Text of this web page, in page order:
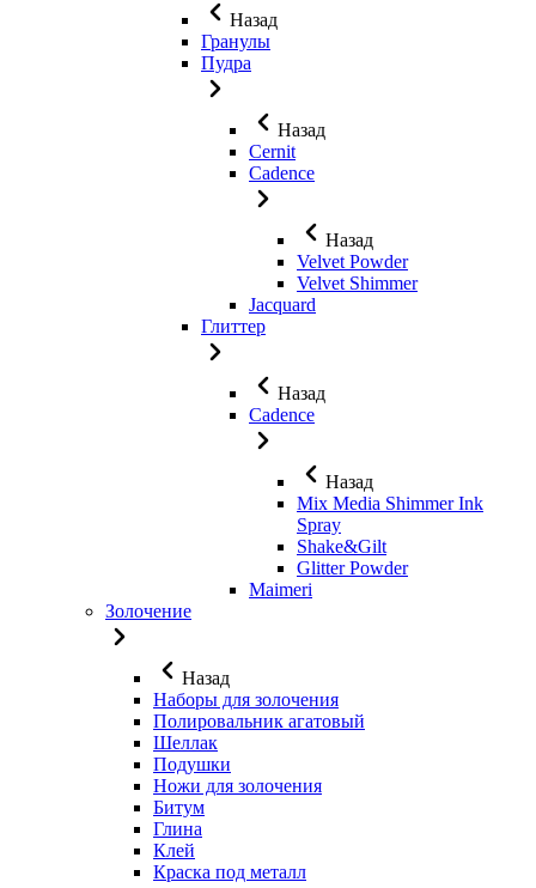
Назад
Гранулы
Пудра
Назад
Cernit
Cadence
Назад
Velvet Powder
Velvet Shimmer
Jaсquard
Глиттер
Назад
Cadence
Назад
Mix Media Shimmer Ink
Spray
Shake&Gilt
Glitter Powder
Maimeri
Золочение
Назад
Наборы для золочения
Полировальник агатовый
Шеллак
Подушки
Ножи для золочения
Битум
Глина
Клей
Краска под металл